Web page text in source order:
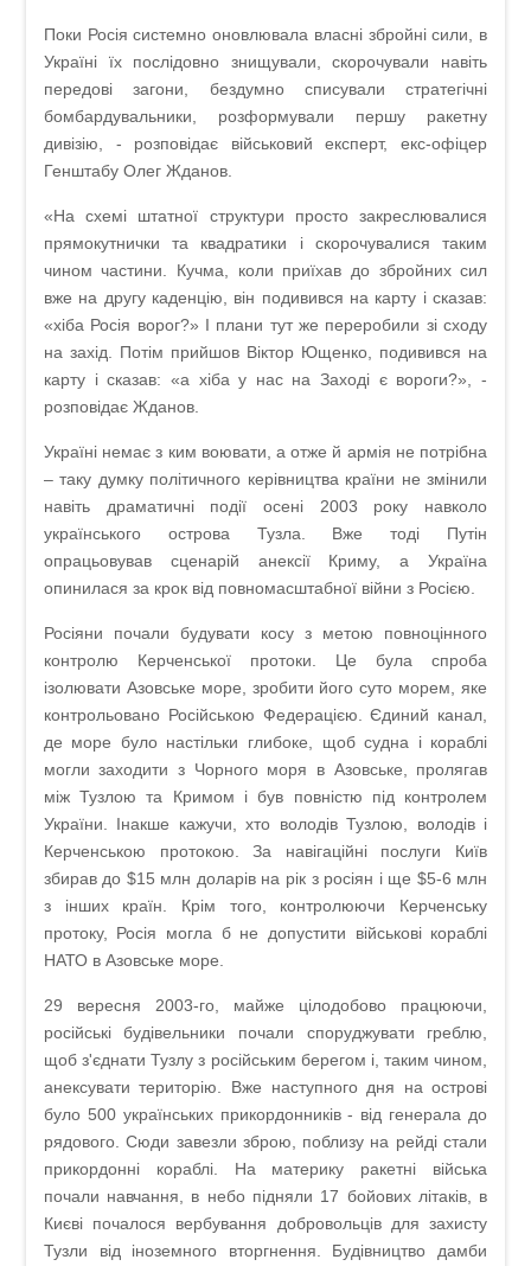
Поки Росія системно оновлювала власні збройні сили, в
Україні їх послідовно знищували, скорочували навіть
передові загони, бездумно списували стратегічні
бомбардувальники, розформували першу ракетну
дивізію, - розповідає військовий експерт, екс-офіцер
Генштабу Олег Жданов.
«На схемі штатної структури просто закреслювалися
прямокутнички та квадратики і скорочувалися таким
чином частини. Кучма, коли приїхав до збройних сил
вже на другу каденцію, він подивився на карту і сказав:
«хіба Росія ворог?» І плани тут же переробили зі сходу
на захід. Потім прийшов Віктор Ющенко, подивився на
карту і сказав: «а хіба у нас на Заході є вороги?», -
розповідає Жданов.
Україні немає з ким воювати, а отже й армія не потрібна
– таку думку політичного керівництва країни не змінили
навіть драматичні події осені 2003 року навколо
українського острова Тузла. Вже тоді Путін
опрацьовував сценарій анексії Криму, а Україна
опинилася за крок від повномасштабної війни з Росією.
Росіяни почали будувати косу з метою повноцінного
контролю Керченської протоки. Це була спроба
ізолювати Азовське море, зробити його суто морем, яке
контрольовано Російською Федерацією. Єдиний канал,
де море було настільки глибоке, щоб судна і кораблі
могли заходити з Чорного моря в Азовське, пролягав
між Тузлою та Кримом і був повністю під контролем
України. Інакше кажучи, хто володів Тузлою, володів і
Керченською протокою. За навігаційні послуги Київ
збирав до $15 млн доларів на рік з росіян і ще $5-6 млн
з інших країн. Крім того, контролюючи Керченську
протоку, Росія могла б не допустити військові кораблі
НАТО в Азовське море.
29 вересня 2003-го, майже цілодобово працюючи,
російські будівельники почали споруджувати греблю,
щоб з'єднати Тузлу з російським берегом і, таким чином,
анексувати територію. Вже наступного дня на острові
було 500 українських прикордонників - від генерала до
рядового. Сюди завезли зброю, поблизу на рейді стали
прикордонні кораблі. На материку ракетні війська
почали навчання, в небо підняли 17 бойових літаків, в
Києві почалося вербування добровольців для захисту
Тузли від іноземного вторгнення. Будівництво дамби